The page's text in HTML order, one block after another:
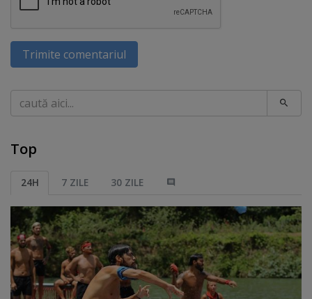
Trimite comentariul
Caută
Top
24H 7 ZILE 30 ZILE